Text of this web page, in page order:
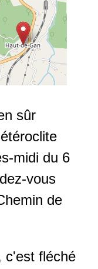
sûr
midi du 6
vous
de
c'est fléché